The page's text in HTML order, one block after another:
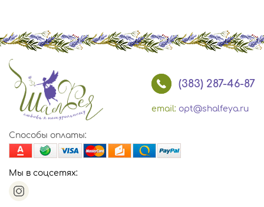
(383) 287-46-87
email: opt@shalfeya.ru
Способы оплаты:
Мы в соцсетях: